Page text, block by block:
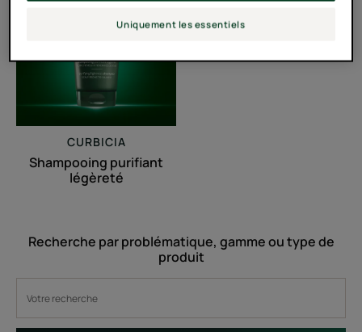
CURBICIA
Shampooing purifiant
légèreté
Recherche par problématique, gamme ou type de
produit
Uniquement les essentiels